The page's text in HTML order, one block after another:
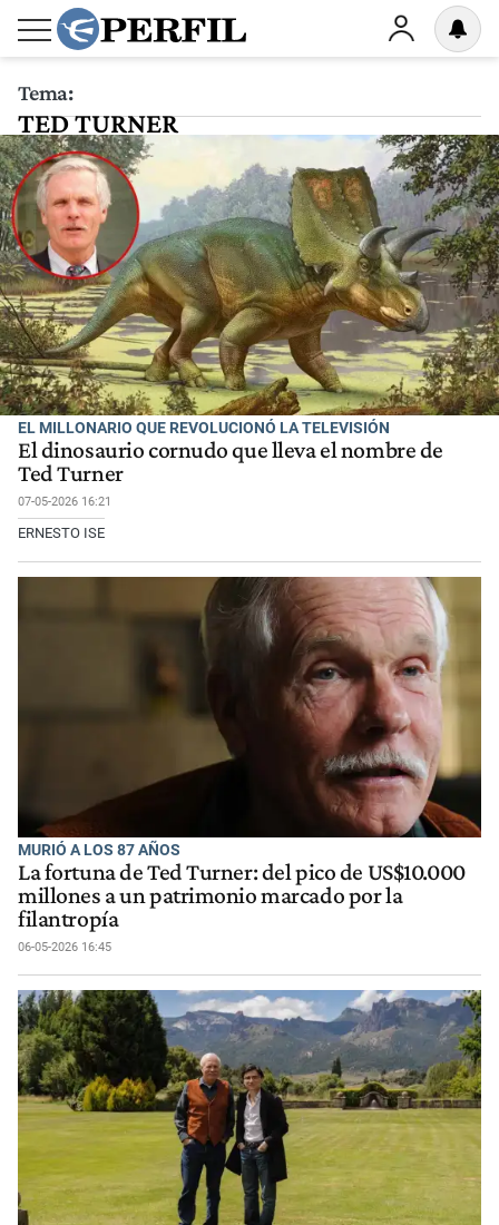
Tema:
TED TURNER
EL MILLONARIO QUE REVOLUCIONÓ LA TELEVISIÓN
El dinosaurio cornudo que lleva el nombre de
Ted Turner
07-05-2026 16:21
ERNESTO ISE
MURIÓ A LOS 87 AÑOS
La fortuna de Ted Turner: del pico de US$10.000
millones a un patrimonio marcado por la
filantropía
06-05-2026 16:45